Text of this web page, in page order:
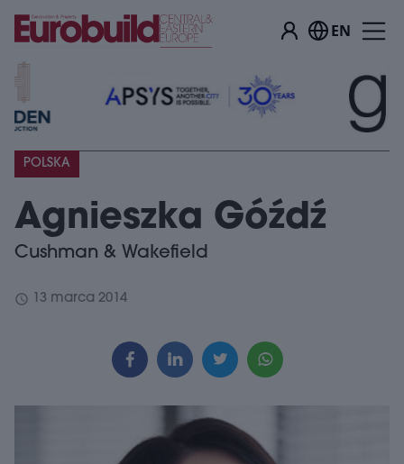
EN
Agnieszka Góźdź
Cushman & Wakefield
POLSKA
schedule 13 marca 2014